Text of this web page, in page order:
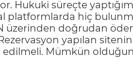
Hukuki süreçte
platformlarda hiç
üzerinden doğrudan
yapılan
edilmeli. Mümkün